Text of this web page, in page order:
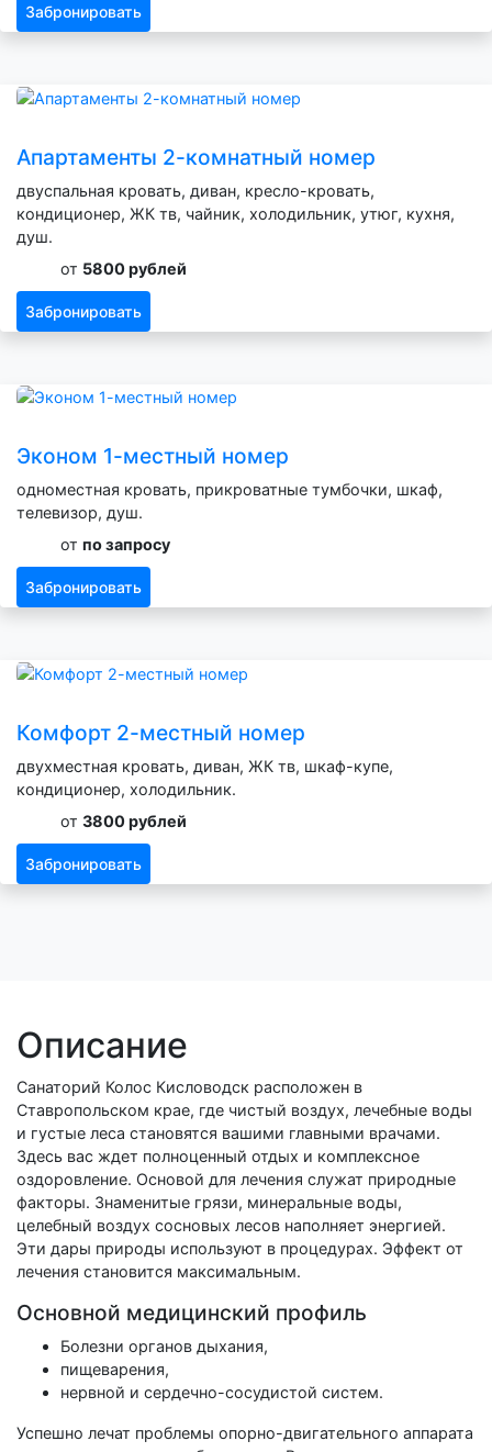
Забронировать
Апартаменты 2-комнатный номер
двуспальная кровать, диван, кресло-кровать,
кондиционер, ЖК тв, чайник, холодильник, утюг, кухня,
душ.
от 5800 рублей
Забронировать
Эконом 1-местный номер
одноместная кровать, прикроватные тумбочки, шкаф,
телевизор, душ.
от по запросу
Забронировать
Комфорт 2-местный номер
двухместная кровать, диван, ЖК тв, шкаф-купе,
кондиционер, холодильник.
от 3800 рублей
Забронировать
Описание
Санаторий Колос Кисловодск расположен в
Ставропольском крае, где чистый воздух, лечебные воды
и густые леса становятся вашими главными врачами.
Здесь вас ждет полноценный отдых и комплексное
оздоровление. Основой для лечения служат природные
факторы. Знаменитые грязи, минеральные воды,
целебный воздух сосновых лесов наполняет энергией.
Эти дары природы используют в процедурах. Эффект от
лечения становится максимальным.
Основной медицинский профиль
Болезни органов дыхания,
пищеварения,
нервной и сердечно-сосудистой систем.
Успешно лечат проблемы опорно-двигательного аппарата